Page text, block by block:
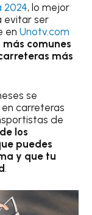
2024, lo mejor
evitar ser
enUnotv.com
comunes
más
se
carreteras
de
los
puedes
y que tu
.